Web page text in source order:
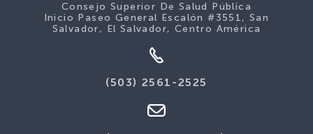
Consejo Superior De Salud Pública
Inicio Paseo General Escalón #3551, San
Salvador, El Salvador, Centro América
(503) 2561-2525